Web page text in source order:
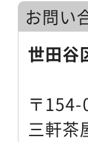
お問い
世田谷
〒
三軒茶